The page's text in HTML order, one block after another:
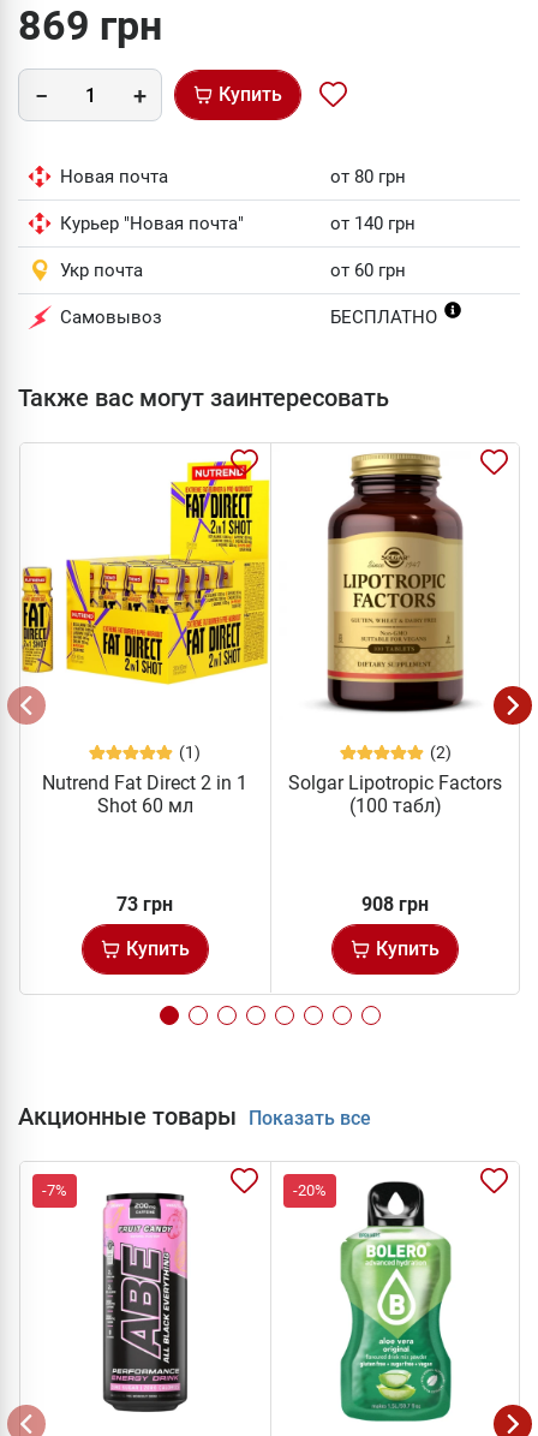
869 грн
Купить
Новая почта от 80 грн
Курьер "Новая почта" от 140 грн
Укр почта от 60 грн
Самовывоз БЕСПЛАТНО
Также вас могут заинтересовать
(1)
Nutrend Fat Direct 2 in 1
Shot 60 мл
73 грн
Купить
(2)
Solgar Lipotropic Factors
(100 табл)
908 грн
Купить
Акционные товары Показать все
-7% -20%